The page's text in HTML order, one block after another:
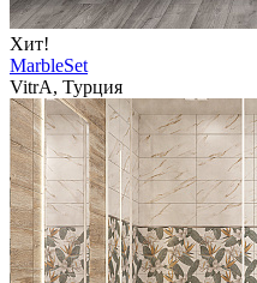
Хит!
MarbleSet
VitrA, Турция